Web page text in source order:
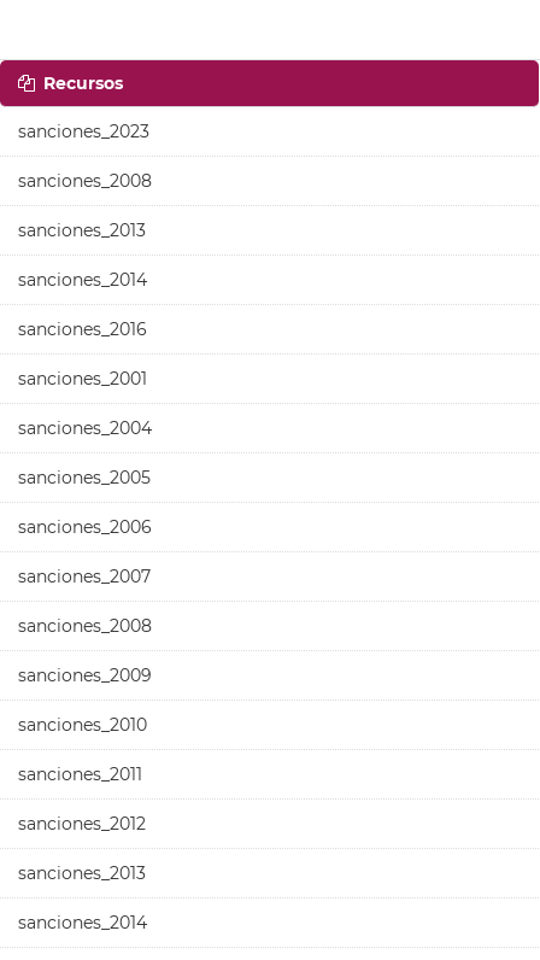
Recursos
sanciones_2023
sanciones_2008
sanciones_2013
sanciones_2014
sanciones_2016
sanciones_2001
sanciones_2004
sanciones_2005
sanciones_2006
sanciones_2007
sanciones_2008
sanciones_2009
sanciones_2010
sanciones_2011
sanciones_2012
sanciones_2013
sanciones_2014